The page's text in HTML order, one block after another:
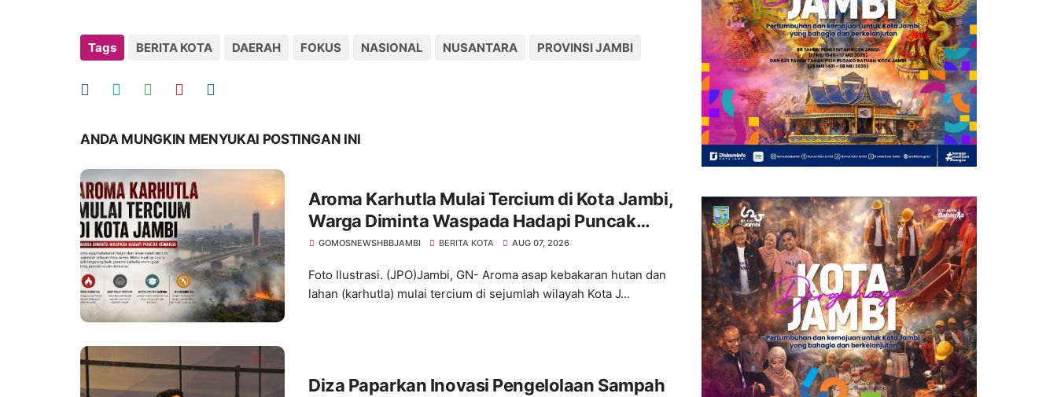
Tags BERITA KOTA DAERAH FOKUS NASIONAL NUSANTARA PROVINSI JAMBI
ANDA MUNGKIN MENYUKAI POSTINGAN INI
Aroma Karhutla Mulai Tercium di Kota Jambi,
Warga Diminta Waspada Hadapi Puncak
Kemarau
GOMOSNEWSHBBJAMBI BERITA KOTA AUG 07, 2026
Foto Ilustrasi. (JPO)Jambi, GN- Aroma asap kebakaran hutan dan
lahan (karhutla) mulai tercium di sejumlah wilayah Kota J...
Diza Paparkan Inovasi Pengelolaan Sampah